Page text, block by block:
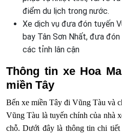
điểm du lịch trong nước.
Xe dịch vụ đưa đón tuyến
bay Tân Sơn Nhất, đưa
các tỉnh lân cận
Thông tin xe Hoa
miền Tây
Bến xe miền Tây đi Vũng Tàu và
Vũng Tàu là tuyến chính của nhà
chỗ. Dưới đây là thông tin chi tiết